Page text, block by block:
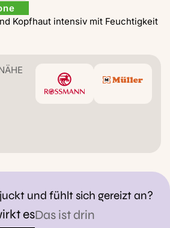
Kopfhaut intensiv mit Feuchtigkeit
und fühlt sich gereizt an?
esDas ist drin